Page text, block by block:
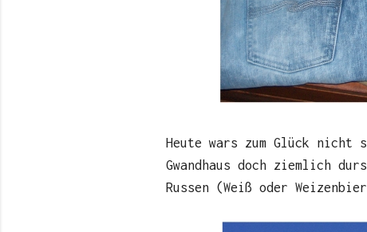
Heute wars zum Glück
Gwandhaus doch ziemlich
Russen (Weiß oder